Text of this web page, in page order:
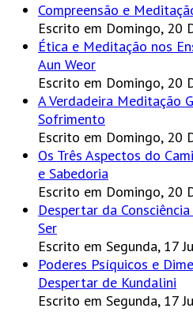
Compreensão e
Escrito em Domingo, 20
Ética e Meditação nos
Aun Weor
Escrito em Domingo, 20
A Verdadeira Meditação
Sofrimento
Escrito em Domingo, 20
Os Três Aspectos do
e Sabedoria
Escrito em Domingo, 20
Despertar da
Ser
Escrito em Segunda, 17
Poderes Psíquicos e
Despertar de Kundalini
Escrito em Segunda, 17